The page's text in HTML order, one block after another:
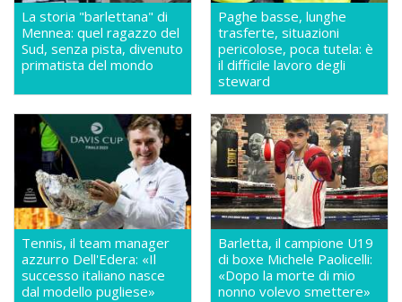
La storia "barlettana" di
Mennea: quel ragazzo del
Sud, senza pista, divenuto
primatista del mondo
Paghe basse, lunghe
trasferte, situazioni
pericolose, poca tutela: è
il difficile lavoro degli
steward
Tennis, il team manager
azzurro Dell'Edera: «Il
successo italiano nasce
dal modello pugliese»
Barletta, il campione U19
di boxe Michele Paolicelli:
«Dopo la morte di mio
nonno volevo smettere»